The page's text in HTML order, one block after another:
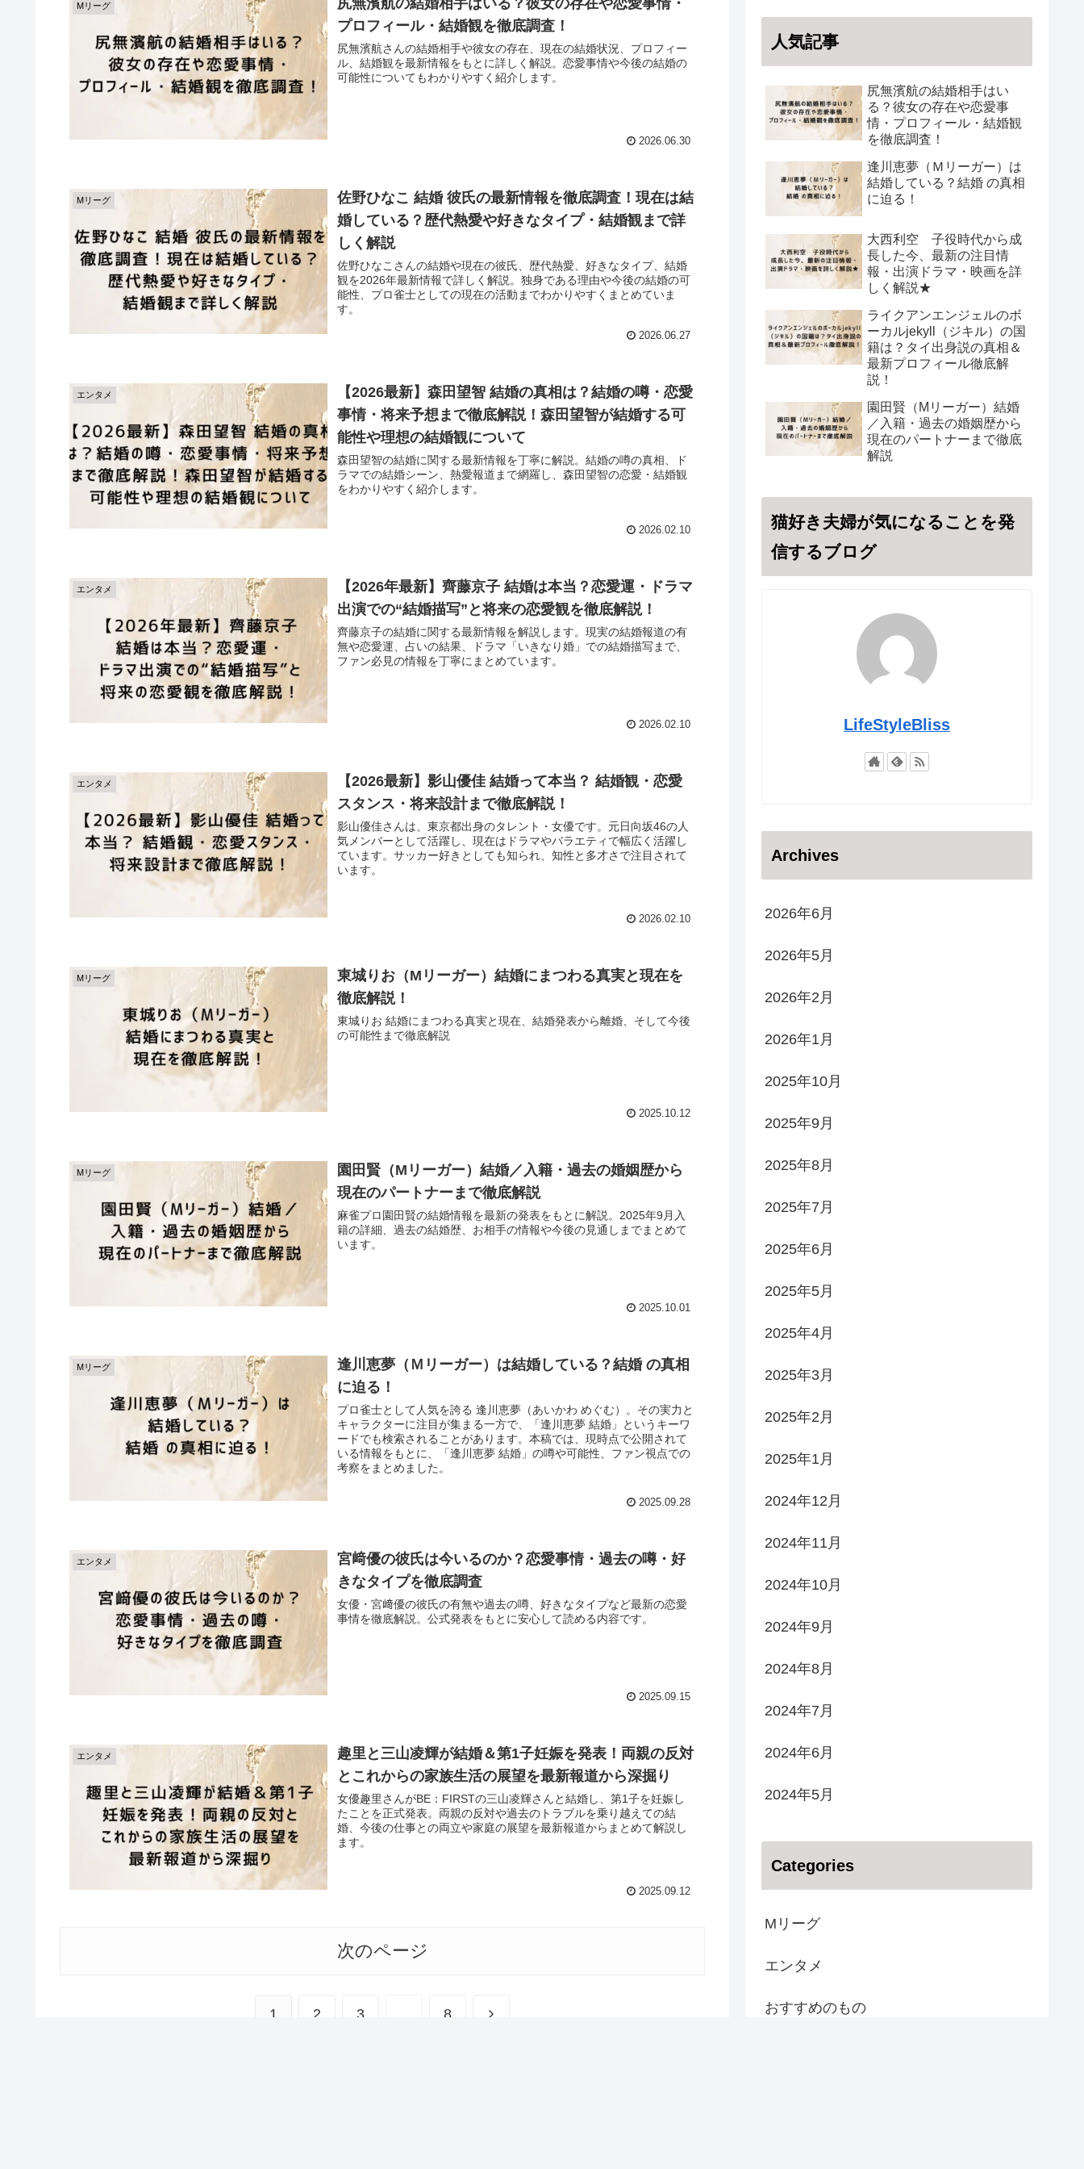
Mリーグ
尻無濱航の結婚相手はいる？彼女の存在や恋愛事情・
プロフィール・結婚観を徹底調査！
尻無濱航さんの結婚相手や彼女の存在、現在の結婚状況、プロフィー
ル、結婚観を最新情報をもとに詳しく解説。恋愛事情や今後の結婚の
可能性についてもわかりやすく紹介します。
2026.06.30
Mリーグ
佐野ひなこ 結婚 彼氏の最新情報を徹底調査！現在は結
婚している？歴代熱愛や好きなタイプ・結婚観まで詳
しく解説
佐野ひなこさんの結婚や現在の彼氏、歴代熱愛、好きなタイプ、結婚
観を2026年最新情報で詳しく解説。独身である理由や今後の結婚の可
能性、プロ雀士としての現在の活動までわかりやすくまとめていま
す。
2026.06.27
エンタメ
【2026最新】森田望智 結婚の真相は？結婚の噂・恋愛
事情・将来予想まで徹底解説！森田望智が結婚する可
能性や理想の結婚観について
森田望智の結婚に関する最新情報を丁寧に解説。結婚の噂の真相、ド
ラマでの結婚シーン、熱愛報道まで網羅し、森田望智の恋愛・結婚観
をわかりやすく紹介します。
2026.02.10
エンタメ
【2026年最新】齊藤京子 結婚は本当？恋愛運・ドラマ
出演での“結婚描写”と将来の恋愛観を徹底解説！
齊藤京子の結婚に関する最新情報を解説します。現実の結婚報道の有
無や恋愛運、占いの結果、ドラマ「いきなり婚」での結婚描写まで、
ファン必見の情報を丁寧にまとめています。
2026.02.10
エンタメ
【2026最新】影山優佳 結婚って本当？ 結婚観・恋愛
スタンス・将来設計まで徹底解説！
影山優佳さんは、東京都出身のタレント・女優です。元日向坂46の人
気メンバーとして活躍し、現在はドラマやバラエティで幅広く活躍し
ています。サッカー好きとしても知られ、知性と多才さで注目されて
います。
2026.02.10
Mリーグ
東城りお（Mリーガー）結婚にまつわる真実と現在を
徹底解説！
東城りお 結婚にまつわる真実と現在、結婚発表から離婚、そして今後
の可能性まで徹底解説
2025.10.12
Mリーグ
園田賢（Mリーガー）結婚／入籍・過去の婚姻歴から
現在のパートナーまで徹底解説
麻雀プロ園田賢の結婚情報を最新の発表をもとに解説。2025年9月入
籍の詳細、過去の結婚歴、お相手の情報や今後の見通しまでまとめて
います。
2025.10.01
Mリーグ
逢川恵夢（Ｍリーガー）は結婚している？結婚 の真相
に迫る！
プロ雀士として人気を誇る 逢川恵夢（あいかわ めぐむ）。その実力と
キャラクターに注目が集まる一方で、「逢川恵夢 結婚」というキーワ
ードでも検索されることがあります。本稿では、現時点で公開されて
いる情報をもとに、「逢川恵夢 結婚」の噂や可能性、ファン視点での
考察をまとめました。
2025.09.28
エンタメ
宮﨑優の彼氏は今いるのか？恋愛事情・過去の噂・好
きなタイプを徹底調査
女優・宮﨑優の彼氏の有無や過去の噂、好きなタイプなど最新の恋愛
事情を徹底解説。公式発表をもとに安心して読める内容です。
2025.09.15
エンタメ
趣里と三山凌輝が結婚＆第1子妊娠を発表！両親の反対
とこれからの家族生活の展望を最新報道から深掘り
女優趣里さんがBE：FIRSTの三山凌輝さんと結婚し、第1子を妊娠し
たことを正式発表。両親の反対や過去のトラブルを乗り越えての結
婚、今後の仕事との両立や家庭の展望を最新報道からまとめて解説し
ます。
2025.09.12
次のページ
1 2 3 8
人気記事
尻無濱航の結婚相手はい
る？彼女の存在や恋愛事
情・プロフィール・結婚観
を徹底調査！
逢川恵夢（Ｍリーガー）は
結婚している？結婚 の真相
に迫る！
大西利空 子役時代から成
長した今、最新の注目情
報・出演ドラマ・映画を詳
しく解説★
ライクアンエンジェルのボ
ーカルjekyll（ジキル）の国
籍は？タイ出身説の真相＆
最新プロフィール徹底解
説！
園田賢（Mリーガー）結婚
／入籍・過去の婚姻歴から
現在のパートナーまで徹底
解説
猫好き夫婦が気になることを発
信するブログ
LifeStyleBliss
Archives
2026年6月
2026年5月
2026年2月
2026年1月
2025年10月
2025年9月
2025年8月
2025年7月
2025年6月
2025年5月
2025年4月
2025年3月
2025年2月
2025年1月
2024年12月
2024年11月
2024年10月
2024年9月
2024年8月
2024年7月
2024年6月
2024年5月
Categories
Mリーグ
エンタメ
おすすめのもの